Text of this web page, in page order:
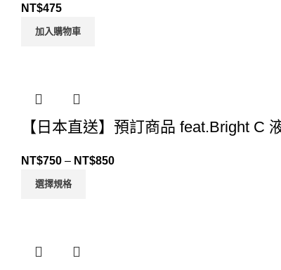
NT$475
加入購物車
【日本直送】預訂商品 feat.Bright C
NT$750 – NT$850
選擇規格